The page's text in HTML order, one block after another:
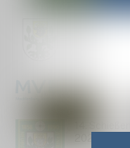
Geänderte
2026